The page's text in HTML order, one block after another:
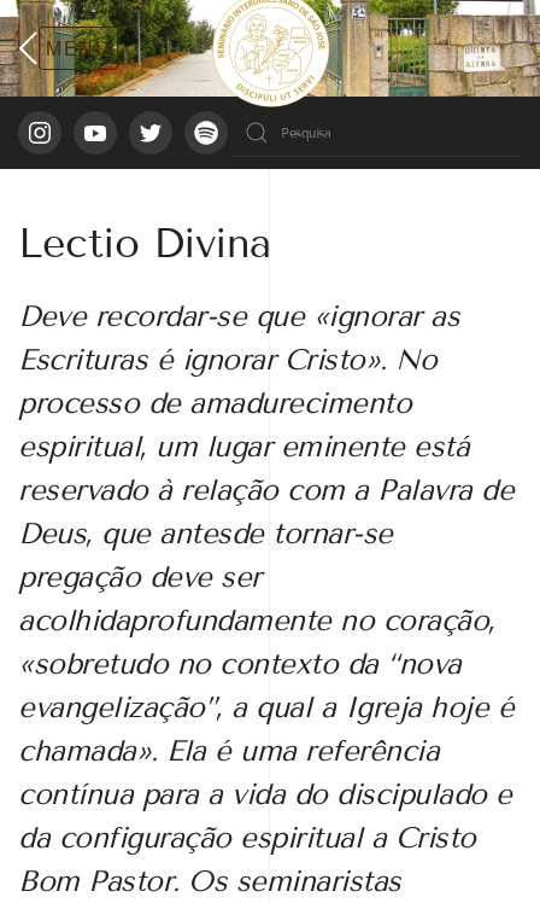
Lectio Divina
Deve recordar-se que «ignorar as
Escrituras é ignorar Cristo». No
processo de amadurecimento
espiritual, um lugar eminente está
reservado à relação com a Palavra de
Deus, que antesde tornar-se
pregação deve ser
acolhidaprofundamente no coração,
«sobretudo no contexto da “nova
evangelização”, a qual a Igreja hoje é
chamada». Ela é uma referência
contínua para a vida do discipulado e
da configuração espiritual a Cristo
Bom Pastor. Os seminaristas